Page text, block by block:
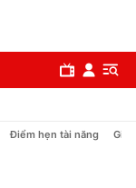
Điểm hẹn tài năng Giải